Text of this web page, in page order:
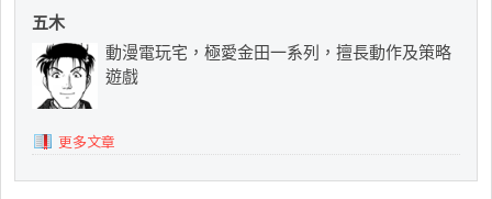
五木
動漫電玩宅，極愛金田一系列，擅長動作及策略
遊戲
更多文章